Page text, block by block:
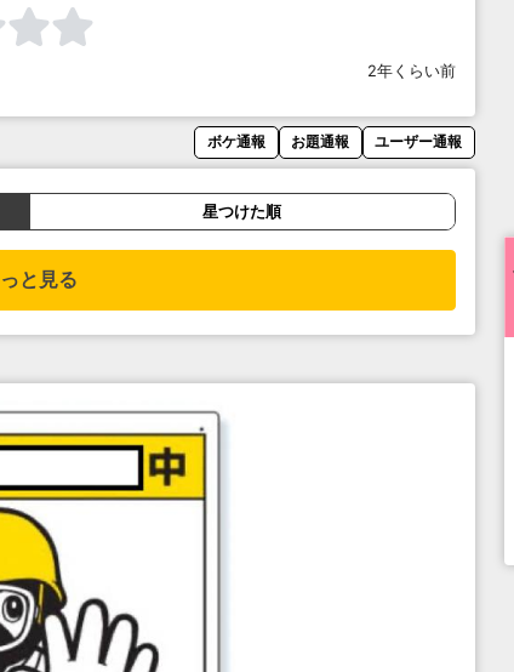
2年くらい前
ボケ通報 お題通報 ユーザー通報
星つけた順
と見る